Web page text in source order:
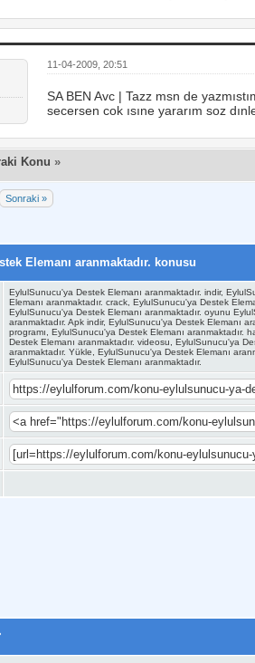
11-04-2009, 20:51
SA BEN Avc | Tazz msn de
secersen cok ısıne yararım soz
Konu »
Sonraki »
Elemanı aranmaktadır. konusu
EylulSunucu'ya Destek Elemanı aranmaktadır. indir,
Elemanı aranmaktadır. crack, EylulSunucu'ya Destek
EylulSunucu'ya Destek Elemanı aranmaktadır. oyunu
aranmaktadır. Apk indir, EylulSunucu'ya Destek Elemanı
programı, EylulSunucu'ya Destek Elemanı aranmaktadır.
Destek Elemanı aranmaktadır. videosu, EylulSunucu'ya
aranmaktadır. Yükle, EylulSunucu'ya Destek Elemanı
EylulSunucu'ya Destek Elemanı aranmaktadır.